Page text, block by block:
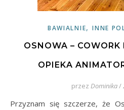
BAWIALNIE,INNE
OSNOWA –
OPIEKA
przez Dominika/
Przyznam się szczerze, że Osnowę obserwowałam już